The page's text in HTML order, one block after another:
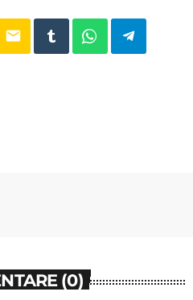
email
(0)